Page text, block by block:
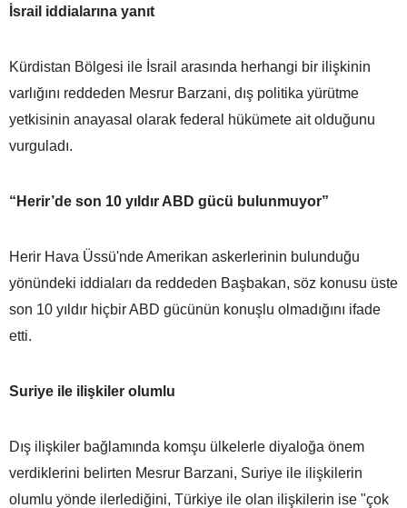
İsrail iddialarına yanıt
Kürdistan Bölgesi ile İsrail arasında herhangi bir ilişkinin
varlığını reddeden Mesrur Barzani, dış politika yürütme
yetkisinin anayasal olarak federal hükümete ait olduğunu
vurguladı.
“Herir’de son 10 yıldır ABD gücü bulunmuyor”
Herir Hava Üssü'nde Amerikan askerlerinin bulunduğu
yönündeki iddiaları da reddeden Başbakan, söz konusu üste
son 10 yıldır hiçbir ABD gücünün konuşlu olmadığını ifade
etti.
Suriye ile ilişkiler olumlu
Dış ilişkiler bağlamında komşu ülkelerle diyaloğa önem
verdiklerini belirten Mesrur Barzani, Suriye ile ilişkilerin
olumlu yönde ilerlediğini, Türkiye ile olan ilişkilerin ise "çok